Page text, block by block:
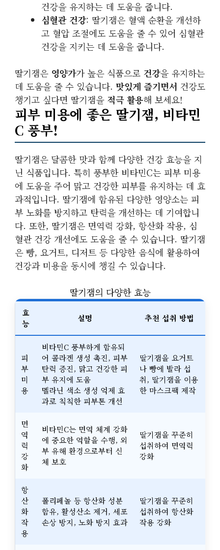
건강을 유지하는 데 도움을 줍니다.
심혈관 건강: 딸기잼은 혈액 순환을 개선하
고 혈압 조절에도 도움을 줄 수 있어 심혈관
건강을 지키는 데 도움을 줍니다.
딸기잼은 영양가가 높은 식품으로 건강을 유지하는
데 도움을 줄 수 있습니다. 맛있게 즐기면서 건강도
챙기고 싶다면 딸기잼을 적극 활용해 보세요!
피부 미용에 좋은 딸기잼, 비타민
C 풍부!
딸기잼은 달콤한 맛과 함께 다양한 건강 효능을 지
닌 식품입니다. 특히 풍부한 비타민C는 피부 미용
에 도움을 주어 맑고 건강한 피부를 유지하는 데 효
과적입니다. 딸기잼에 함유된 다양한 영양소는 피
부 노화를 방지하고 탄력을 개선하는 데 기여합니
다. 또한, 딸기잼은 면역력 강화, 항산화 작용, 심
혈관 건강 개선에도 도움을 줄 수 있습니다. 딸기잼
은 빵, 요거트, 디저트 등 다양한 음식에 활용하여
건강과 미용을 동시에 챙길 수 있습니다.
딸기잼의 다양한 효능
효
능
설명 추천 섭취 방법
피
부
미
용
비타민C 풍부하게 함유되
어 콜라겐 생성 촉진, 피부
탄력 증진, 맑고 건강한 피
부 유지에 도움
멜라닌 색소 생성 억제 효
과로 칙칙한 피부톤 개선
딸기잼을 요거트
나 빵에 발라 섭
취, 딸기잼을 이용
한 마스크팩 제작
면
역
력
강
화
비타민C는 면역 체계 강화
에 중요한 역할을 수행, 외
부 유해 환경으로부터 신
체 보호
딸기잼을 꾸준히
섭취하여 면역력
강화
항
산
화
작
용
폴리페놀 등 항산화 성분
함유, 활성산소 제거, 세포
손상 방지, 노화 방지 효과
딸기잼을 꾸준히
섭취하여 항산화
작용 강화